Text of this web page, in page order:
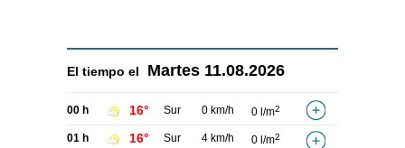
El tiempo el Martes 11.08.2026
00 h 16° Sur 0 km/h 0 l/m2
01 h 16° Sur 4 km/h 0 l/m2